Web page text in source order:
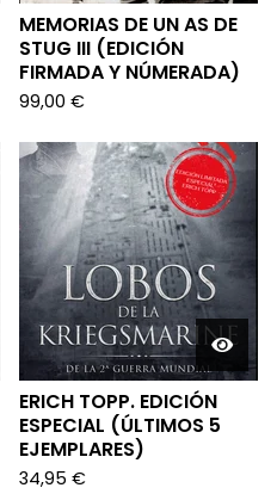
MEMORIAS DE UN AS DE
STUG III (EDICIÓN
FIRMADA Y NÚMERADA)
99,00 €
ERICH TOPP. EDICIÓN
ESPECIAL (ÚLTIMOS 5
EJEMPLARES)
34,95 €